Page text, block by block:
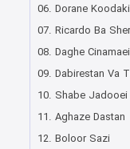
06. Dorane Koodaki
07. Ricardo Ba
08. Daghe Cinamaei
09. Dabirestan Va
10. Shabe Jadooei
11. Aghaze Dastan
12. Boloor Sazi